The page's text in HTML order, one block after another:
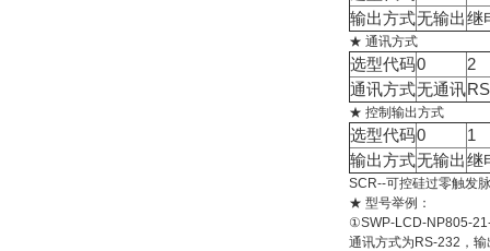
输出方式无输出继
★ 通讯方式
选型代码0
2
通讯方式无通讯
★ 控制输出方式
选型代码0
1
输出方式无输出继
SCR--可控硅过零触发
★ 型号举例：
①SWP-LCD-NP805-
通讯方式为RS-232，